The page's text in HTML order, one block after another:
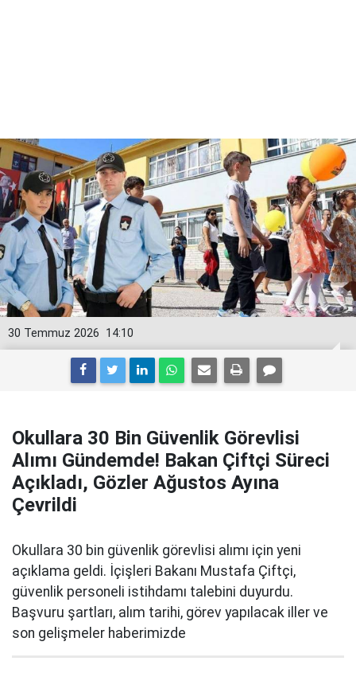
14:10
30 Temmuz 2026
Okullara 30 Bin Güvenlik Görevlisi
Alımı Gündemde! Bakan Çiftçi Süreci
Açıkladı, Gözler Ağustos Ayına
Çevrildi
Okullara 30 bin güvenlik görevlisi alımı için yeni
açıklama geldi. İçişleri Bakanı Mustafa Çiftçi,
güvenlik personeli istihdamı talebini duyurdu.
Başvuru şartları, alım tarihi, görev yapılacak iller ve
son gelişmeler haberimizde